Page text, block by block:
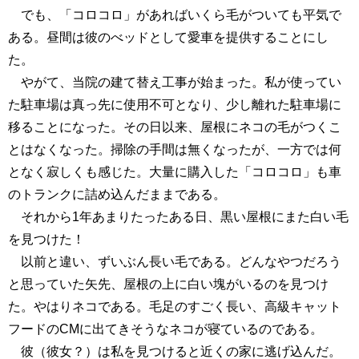
でも、「コロコロ」があればいくら毛がついても平気で
ある。昼間は彼のべッドとして愛車を提供することにし
た。
やがて、当院の建て替え工事が始まった。私が使ってい
た駐車場は真っ先に使用不可となり、少し離れた駐車場に
移ることになった。その日以来、屋根にネコの毛がつくこ
とはなくなった。掃除の手間は無くなったが、一方では何
となく寂しくも感じた。大量に購入した「コロコロ」も車
のトランクに詰め込んだままである。
それから1年あまりたったある日、黒い屋根にまた白い毛
を見つけた！
以前と違い、ずいぶん長い毛である。どんなやつだろう
と思っていた矢先、屋根の上に白い塊がいるのを見つけ
た。やはりネコである。毛足のすごく長い、高級キャット
フードのCMに出てきそうなネコが寝ているのである。
彼（彼女？）は私を見つけると近くの家に逃げ込んだ。